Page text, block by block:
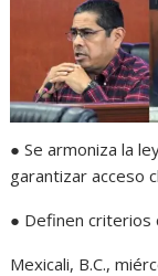
●Se armoniza la
garantizar acceso
● Definen criterios
Mexicali, B.C.,